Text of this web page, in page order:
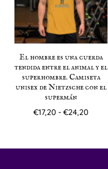
El hombre es una cuerda
tendida entre el animal y el
superhombre. Camiseta
unisex de Nietzsche con el
supermán
€17,20 - €24,20